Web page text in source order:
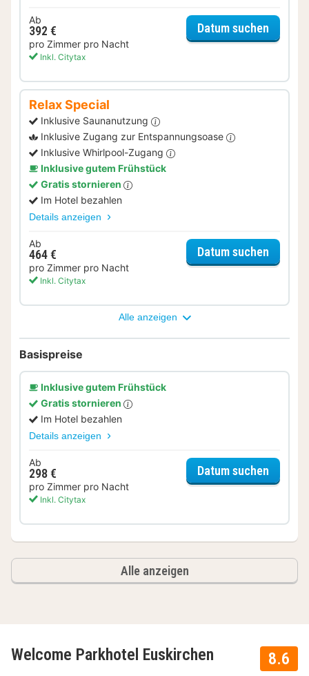
Ab
392 €
pro Zimmer pro Nacht
Inkl. Citytax
Datum suchen
Relax Special
Inklusive Saunanutzung
Inklusive Zugang zur Entspannungsoase
Inklusive Whirlpool-Zugang
Inklusive gutem Frühstück
Gratis stornieren
Im Hotel bezahlen
Details anzeigen
Ab
464 €
pro Zimmer pro Nacht
Inkl. Citytax
Datum suchen
Alle anzeigen
Basispreise
Inklusive gutem Frühstück
Gratis stornieren
Im Hotel bezahlen
Details anzeigen
Ab
298 €
pro Zimmer pro Nacht
Inkl. Citytax
Datum suchen
Alle anzeigen
8.6
Welcome Parkhotel Euskirchen